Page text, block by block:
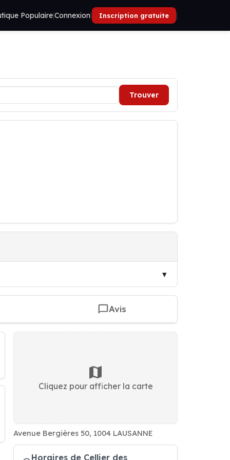
Populaire|Connexion| Inscription gratuite |
Trouver
Avis
Cliquez pour afficher la carte
Avenue Bergières 50, 1004 LAUSANNE
Horaires de Cellier des